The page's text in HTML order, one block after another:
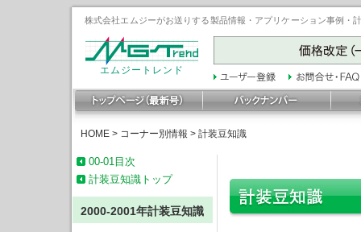
株式会社エムジーがお送りする製品情報・アプリケーション事例
エムジートレンド
HOME > コーナー別情報 > 計装豆知識
00-01目次
計装豆知識トップ
2000-2001年計装豆知識